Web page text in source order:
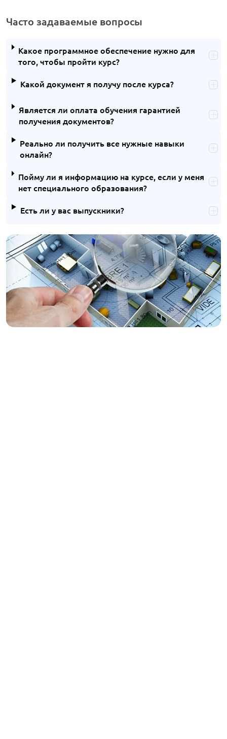
Часто задаваемые вопросы
Какое программное обеспечение нужно для
того, чтобы пройти курс?
Какой документ я получу после курса?
Является ли оплата обучения гарантией
получения документов?
Реально ли получить все нужные навыки
онлайн?
Пойму ли я информацию на курсе, если у меня
нет специального образования?
Есть ли у вас выпускники?